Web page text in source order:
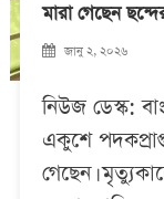
মারা গেছেন
জানু ২, ২০২৬
নিউজ ডেস্ক:
একুশে
গেছেন।